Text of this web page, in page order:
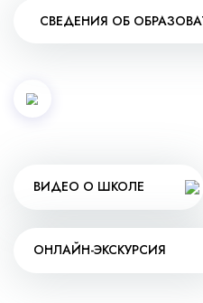
СВЕДЕНИЯ ОБ
ВИДЕО О ШКОЛЕ
ОНЛАЙН-ЭКСКУРСИЯ